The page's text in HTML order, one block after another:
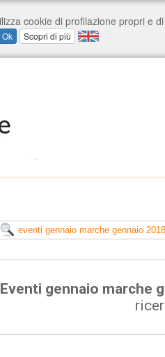
Eventi gennaio marche